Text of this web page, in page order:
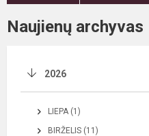
Naujienų archyvas
2026
LIEPA (1)
BIRŽELIS (11)